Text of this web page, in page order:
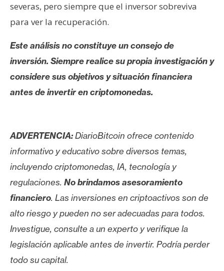
severas, pero siempre que el inversor sobreviva
para ver la recuperación.
Este análisis no constituye un consejo de
inversión. Siempre realice su propia investigación y
considere sus objetivos y situación financiera
antes de invertir en criptomonedas.
ADVERTENCIA:DiarioBitcoin ofrece contenido
informativo y educativo sobre diversos temas,
incluyendo criptomonedas, IA, tecnología y
regulaciones. No brindamos asesoramiento
financiero. Las inversiones en criptoactivos son de
alto riesgo y pueden no ser adecuadas para todos.
Investigue, consulte a un experto y verifique la
legislación aplicable antes de invertir. Podría perder
todo su capital.